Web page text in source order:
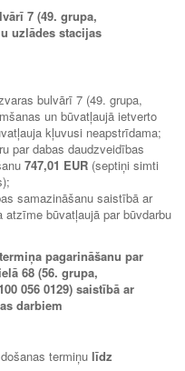
7 (49. grupa,
uzlādes stacijas
bulvārī 7 (49. grupa,
un būvatļaujā ietverto
kļuvusi neapstrīdama;
par dabas daudzveidības
747,01 EUR (septiņi simti
samazināšanu saistībā ar
būvatļaujā par būvdarbu
pagarināšanu par
68 (56. grupa,
056 0129) saistībā ar
darbiem
termiņu līdz